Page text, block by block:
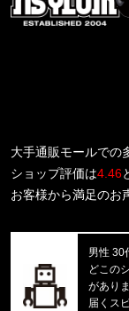
福岡県
福岡県
M BOX
福岡県
Carhartt
福岡県
CALVIN
38MM
大手通販モールでの
ショップ評価は4.46
お客様から満足のお
男性 30
どこの
があり
届くス